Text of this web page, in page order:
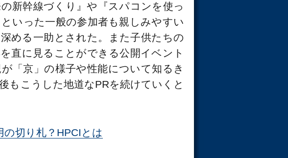
新幹線づくり』や『スパコンを使っ
いった一般の参加者も親しみやすい
める一助とされた。また子供たちの
直に見ることができる公開イベント
「京」の様子や性能について知るき
もこうした地道なPRを続けていくと
の切り札？HPCIとは